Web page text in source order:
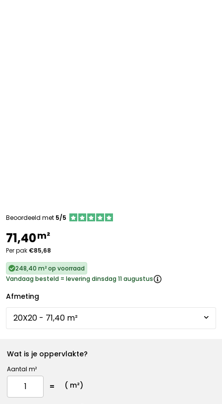
Beoordeeld met 5/5
71,40m²
Per pak €85,68
248,40 m² op voorraad
Vandaag besteld = levering dinsdag 11 augustus
Afmeting
Wat is je oppervlakte?
Aantal m²
( m²)